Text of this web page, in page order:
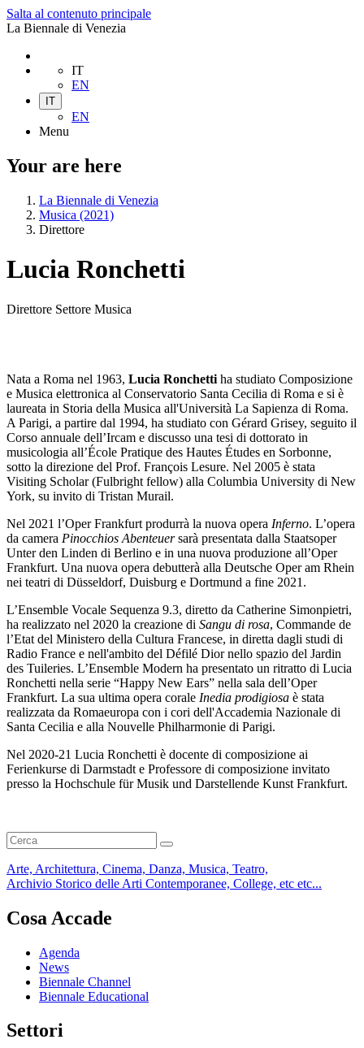
Salta al contenuto principale
La Biennale di Venezia
IT
EN
IT
EN
Menu
Your are here
La Biennale di Venezia
Musica (2021)
Direttore
Lucia Ronchetti
Direttore Settore Musica
Nata a Roma nel 1963, Lucia Ronchetti ha studiato Composizione
e Musica elettronica al Conservatorio Santa Cecilia di Roma e si è
laureata in Storia della Musica all'Università La Sapienza di Roma.
A Parigi, a partire dal 1994, ha studiato con Gérard Grisey, seguito il
Corso annuale dell’Ircam e discusso una tesi di dottorato in
musicologia all’École Pratique des Hautes Études en Sorbonne,
sotto la direzione del Prof. François Lesure. Nel 2005 è stata
Visiting Scholar (Fulbright fellow) alla Columbia University di New
York, su invito di Tristan Murail.
Nel 2021 l’Oper Frankfurt produrrà la nuova opera Inferno. L’opera
da camera Pinocchios Abenteuersarà presentata dalla Staatsoper
Unter den Linden di Berlino e in una nuova produzione all’Oper
Frankfurt. Una nuova opera debutterà alla Deutsche Oper am Rhein
nei teatri di Düsseldorf, Duisburg e Dortmund a fine 2021.
L’Ensemble Vocale Sequenza 9.3, diretto da Catherine Simonpietri,
ha realizzato nel 2020 la creazione di Sangu di rosa, Commande de
l’Etat del Ministero della Cultura Francese, in diretta dagli studi di
Radio France e nell'ambito del Défilé Dior nello spazio del Jardin
des Tuileries. L’Ensemble Modern ha presentato un ritratto di Lucia
Ronchetti nella serie “Happy New Ears” nella sala dell’Oper
Frankfurt. La sua ultima opera corale Inedia prodigiosa è stata
realizzata da Romaeuropa con i cori dell'Accademia Nazionale di
Santa Cecilia e alla Nouvelle Philharmonie di Parigi.
Nel 2020-21 Lucia Ronchetti è docente di composizione ai
Ferienkurse di Darmstadt e Professore di composizione invitato
presso la Hochschule für Musik und Darstellende Kunst Frankfurt.
Arte, Architettura, Cinema, Danza, Musica, Teatro,
Archivio Storico delle Arti Contemporanee, College, etc etc...
Cosa Accade
Agenda
News
Biennale Channel
Biennale Educational
Settori